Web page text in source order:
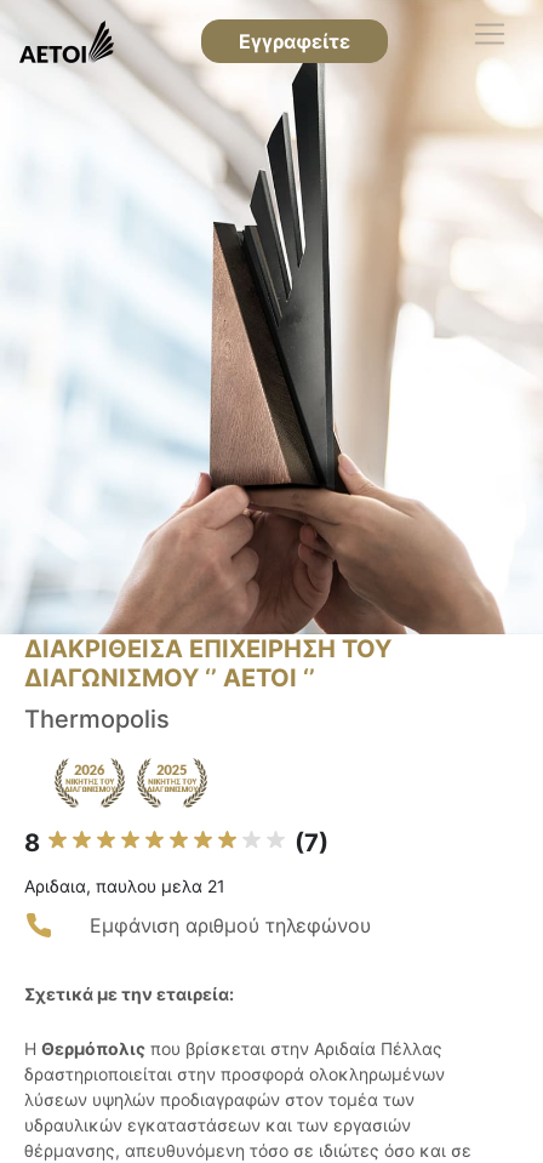
Εγγραφείτε
ΔΙΑΚΡΙΘΕΙΣΑ ΕΠΙΧΕΙΡΗΣΗ ΤΟΥ
ΔΙΑΓΩΝΙΣΜΟΥ ‘’ ΑΕΤΟΙ ‘’
Thermopolis
8 (7)
Αριδαια, παυλου μελα 21
Εμφάνιση αριθμού τηλεφώνου
Σχετικά με την εταιρεία:
Η Θερμόπολις που βρίσκεται στην Αριδαία Πέλλας
δραστηριοποιείται στην προσφορά ολοκληρωμένων
λύσεων υψηλών προδιαγραφών στον τομέα των
υδραυλικών εγκαταστάσεων και των εργασιών
θέρμανσης, απευθυνόμενη τόσο σε ιδιώτες όσο και σε